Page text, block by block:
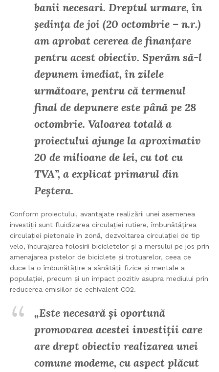
banii necesari. Dreptul urmare, în
ședința de joi (20 octombrie – n.r.)
am aprobat cererea de finanțare
pentru acest obiectiv. Sperăm să-l
depunem imediat, în zilele
următoare, pentru că termenul
final de depunere este până pe 28
octombrie. Valoarea totală a
proiectului ajunge la aproximativ
20 de milioane de lei, cu tot cu
TVA”, a explicat primarul din
Peștera.
Conform proiectului, avantajate realizării unei asemenea
investiții sunt fluidizarea circulației rutiere, îmbunătățirea
circulației pietonale în zonă, dezvoltarea circulației de tip
velo, încurajarea folosirii bicicletelor și a mersului pe jos prin
amenajarea pistelor de biciclete și trotuarelor, ceea ce
duce la o îmbunătățire a sănătății fizice și mentale a
populației, precum și un impact pozitiv asupra mediului prin
reducerea emisiilor de echivalent CO2.
„Este necesară și oportună
promovarea acestei investiții care
are drept obiectiv realizarea unei
comune modeme, cu aspect plăcut